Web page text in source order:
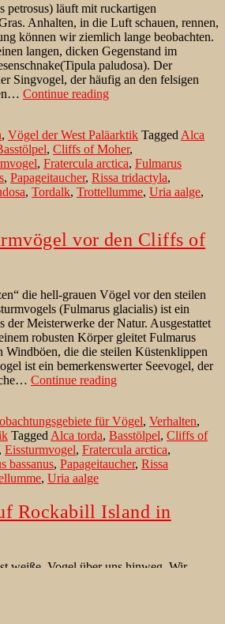
petrosus) läuft mit ruckartigen
Anhalten, in die Luft schauen, rennen,
können wir ziemlich lange beobachten.
langen, dicken Gegenstand im
paludosa). Der
Singvogel, der häufig an den felsigen
Continue readingStrandpieper
eine
einzigartige
Interaktion
an
den
Moher
in
, Vögel der West Paläarktik Tagged Alca
, Cliffs of Moher,
, Fratercula arctica, Fulmarus
, Papageitaucher, Rissa tridactyla,
, Tordalk, Trottellumme, Uria aalge,
vor den Cliffs of
die hell-grauen Vögel vor den steilen
(Fulmarus glacialis) ist ein
der Meisterwerke der Natur. Ausgestattet
robusten Körper gleitet Fulmarus
Windböen, die die steilen Küstenklippen
ist ein bemerkenswerter Seevogel, der
Continue readingTanz
vor
den
Cliffs
of
für Vögel, Verhalten,
Tagged Alca torda, Basstölpel, Cliffs of
, Eissturmvogel, Fratercula arctica,
bassanus, Papageitaucher, Rissa
, Uria aalge
Rockabill Island in
weiße, Vogel über uns hinweg. Wir